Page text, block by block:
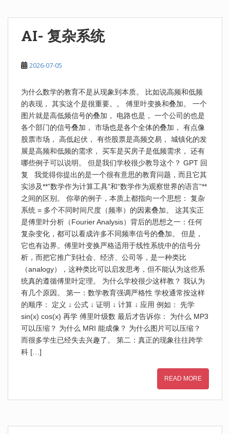
AI- 复杂系统
2026-07-05
为什么数学的教育不是从现象到本质。 比如说高频和低频
的表现， 其实这个是很重要。。 傅里叶变换和叠加。 一个
图片就是高低频信号的叠加， 电路也是， 一个公司的也是
各个部门的信号叠加， 市场也是各个全体的叠加， 有点像
股票市场， 高低起伏， 有些股票是高频交易， 城镇化的发
展是高频和低频的需求， 买车是买房子是低频需求， 还有
哪些例子可以说明。 但是我们学校很少教导这个？ GPT 回
复 我觉得你提出的是一个很有意思的教育问题，而且它其
实涉及**”数学作为计算工具”和“数学作为观察世界的语言”**
之间的区别。 你举的例子，本质上都指向一个思想： 复杂
系统 = 多个不同时间尺度（频率）的因素叠加。 这其实正
是傅里叶分析（Fourier Analysis）背后的思想之一：任何
复杂变化，都可以看成许多不同频率信号的叠加。 但是，
它也有边界。傅里叶变换严格适用于线性系统中的信号分
析，而把它推广到社会、经济、公司等，是一种类比
（analogy），这种类比可以启发思考，但不能认为这些系
统真的遵循傅里叶定理。 为什么学校很少这样教？ 我认为
有几个原因。 第一：数学教育强调严格性 学校通常按这样
的顺序： 定义 ↓ 公式 ↓ 证明 ↓ 计算 ↓ 应用 例如： 先学
sin(x) cos(x) 再学 傅里叶级数 最后才告诉你： 为什么 MP3
可以压缩？ 为什么 MRI 能成像？ 为什么图片可以压缩？
而很多学生已经失去兴趣了。 第二：真正的现象往往跨学
科 […]
READ MORE